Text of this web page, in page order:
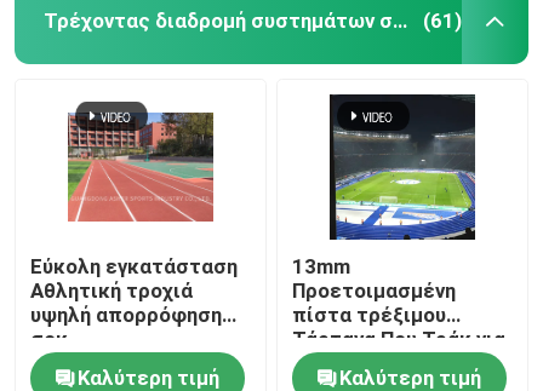
Τρέχοντας διαδρομή συστημάτων σάντουιτς (61)
Εύκολη εγκατάσταση
Αθλητική τροχιά
υψηλή απορρόφηση
σοκ
Καλύτερη τιμή
13mm
Προετοιμασμένη
πίστα τρέξιμου
Τάρτανα Που Τράκ για
στάδιο και σχολείο
Καλύτερη τιμή